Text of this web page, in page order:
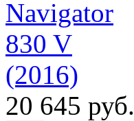
Navigator
830 V
(2016)
20 645 руб.